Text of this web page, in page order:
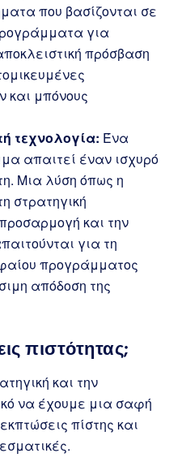
που βασίζονται σε
για
πρόσβαση
και μπόνους
τεχνολογία: Ένα
απαιτεί έναν ισχυρό
Μια λύση όπως η
στρατηγική
και την
για τη
προγράμματος
απόδοση της
πιστότητας;
και την
να έχουμε μια σαφή
πίστης και